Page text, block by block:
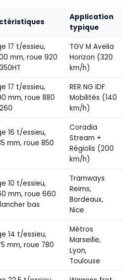
Application
typique
17 t/essieu,
mm, roue 920
TGV M Avelia
Horizon (320
km/h)
17 t/essieu,
mm, roue 880
RER NG IDF
Mobilités (140
km/h)
16 t/essieu,
mm, roue 850
Coradia
Stream +
Régiolis (200
km/h)
10 t/essieu,
mm, roue 660
bas
Tramways
Reims,
Bordeaux,
Nice
14 t/essieu,
mm, roue 780
Métros
Marseille,
Lyon,
Toulouse